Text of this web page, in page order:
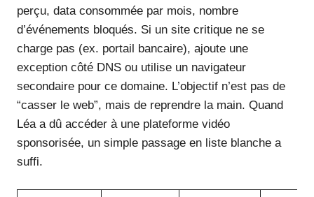
perçu, data consommée par mois, nombre
d’événements bloqués. Si un site critique ne se
charge pas (ex. portail bancaire), ajoute une
exception côté DNS ou utilise un navigateur
secondaire pour ce domaine. L’objectif n’est pas de
“casser le web”, mais de reprendre la main. Quand
Léa a dû accéder à une plateforme vidéo
sponsorisée, un simple passage en liste blanche a
suffi.